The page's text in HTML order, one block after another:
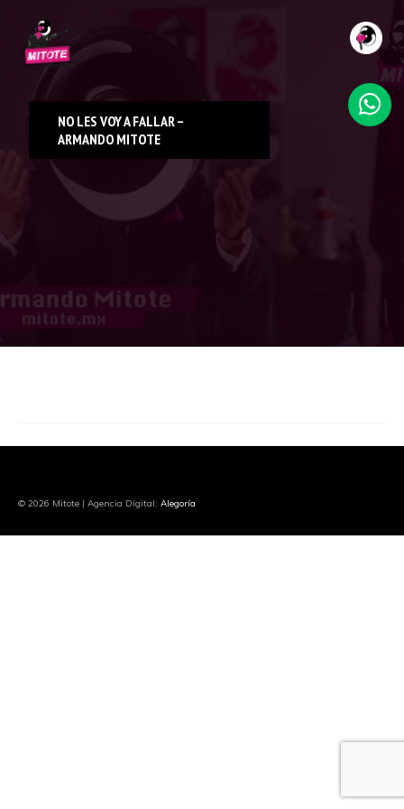
NO LES VOY A FALLAR –
ARMANDO MITOTE
INICIO
SERVICIOS
CONTACTO
© 2026 Mitote | Agencia Digital: Alegoría